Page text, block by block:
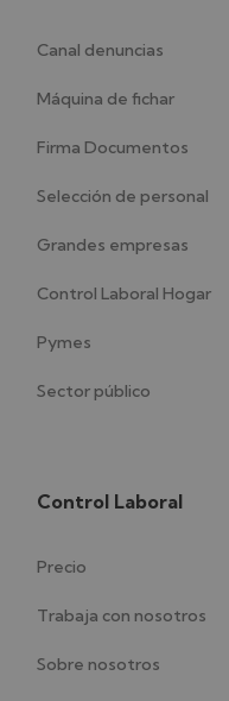
Canal denuncias
Máquina de fichar
Firma Documentos
Selección de personal
Grandes empresas
Control Laboral Hogar
Pymes
Sector público
Control Laboral
Precio
Trabaja con nosotros
Sobre nosotros